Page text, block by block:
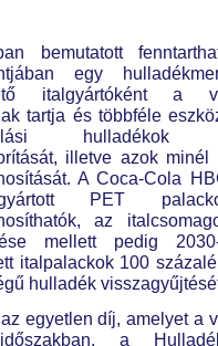
bemutatott
egy
italgyártóként a
tartja és többféle
hulladékok
illetve azok minél
A Coca-Cola
PET
az
mellett pedig
italpalackok 100
hulladék
egyetlen díj, amelyet a
a